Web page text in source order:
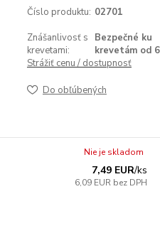
Číslo produktu: 02701
Znášanlivosť s
krevetami:
Bezpečné ku
krevetám od
Strážiť cenu / dostupnosť
Do obľúbených
7,49 EUR/ks
6,09 EUR bez DPH
Nie je skladom